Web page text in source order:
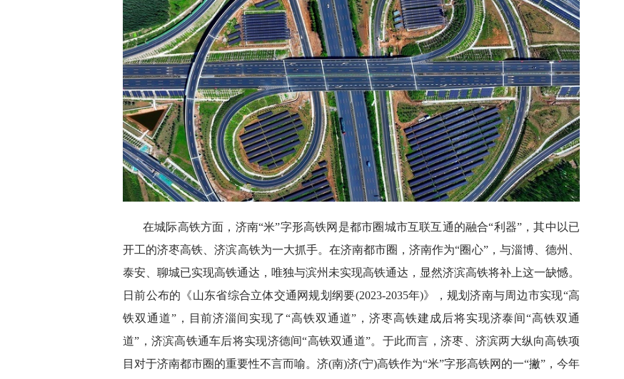
在城际高铁方面，济南“米”字形高铁网是都市圈城市互联互通的融合“利器”，其中以已
开工的济枣高铁、济滨高铁为一大抓手。在济南都市圈，济南作为“圈心”，与淄博、德州、
泰安、聊城已实现高铁通达，唯独与滨州未实现高铁通达，显然济滨高铁将补上这一缺憾。
日前公布的《山东省综合立体交通网规划纲要(2023-2035年)》，规划济南与周边市实现“高
铁双通道”，目前济淄间实现了“高铁双通道”，济枣高铁建成后将实现济泰间“高铁双通
道”，济滨高铁通车后将实现济德间“高铁双通道”。于此而言，济枣、济滨两大纵向高铁项
目对于济南都市圈的重要性不言而喻。济(南)济(宁)高铁作为“米”字形高铁网的一“撇”，今年